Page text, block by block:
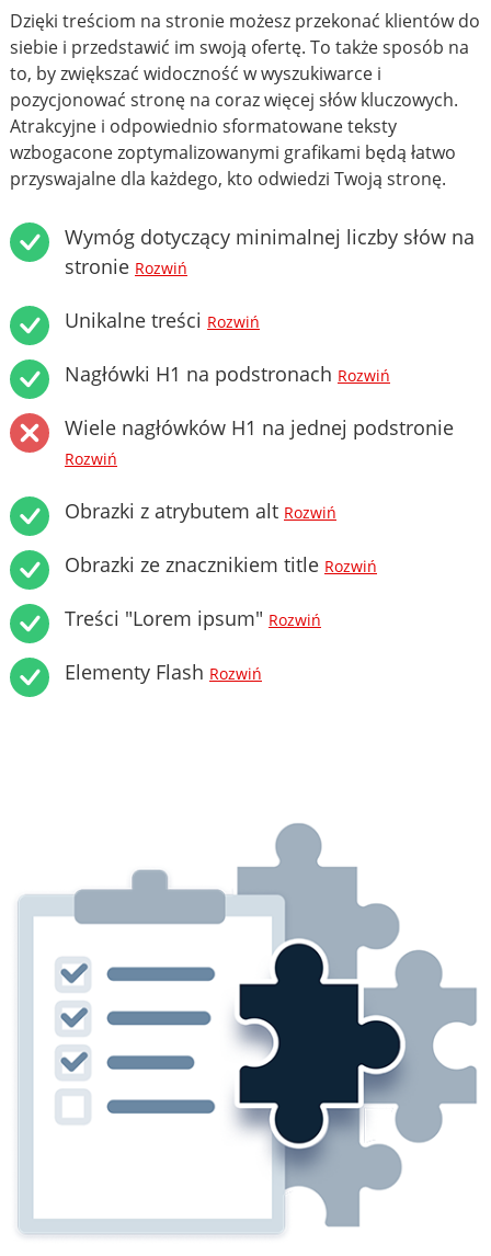
Dzięki treściom na stronie możesz przekonać klientów do
siebie i przedstawić im swoją ofertę. To także sposób na
to, by zwiększać widoczność w wyszukiwarce i
pozycjonować stronę na coraz więcej słów kluczowych.
Atrakcyjne i odpowiednio sformatowane teksty
wzbogacone zoptymalizowanymi grafikami będą łatwo
przyswajalne dla każdego, kto odwiedzi Twoją stronę.
Wymóg dotyczący minimalnej liczby słów na
stronie Rozwiń
Unikalne treści Rozwiń
Nagłówki H1 na podstronach Rozwiń
Wiele nagłówków H1 na jednej podstronie
Rozwiń
Obrazki z atrybutem alt Rozwiń
Obrazki ze znacznikiem title Rozwiń
Treści "Lorem ipsum" Rozwiń
Elementy Flash Rozwiń